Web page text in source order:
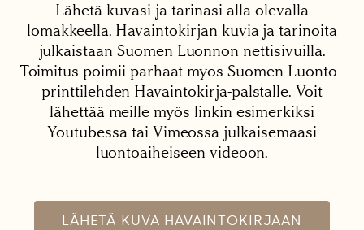
Lähetä kuvasi ja tarinasi alla olevalla
lomakkeella. Havaintokirjan kuvia ja tarinoita
julkaistaan Suomen Luonnon nettisivuilla.
Toimitus poimii parhaat myös Suomen Luonto -
printtilehden Havaintokirja-palstalle. Voit
lähettää meille myös linkin esimerkiksi
Youtubessa tai Vimeossa julkaisemaasi
luontoaiheiseen videoon.
LÄHETÄ KUVA HAVAINTOKIRJAAN